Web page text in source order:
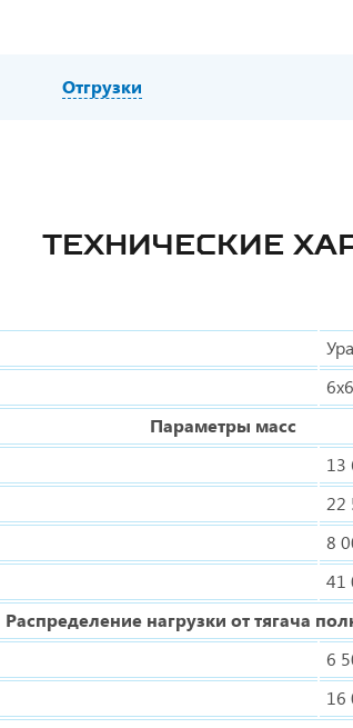
Отгрузки
ТЕХНИЧЕСКИЕ
6х6
Параметры масс
13
22
8
41
Распределение нагрузки от тягача
6
16